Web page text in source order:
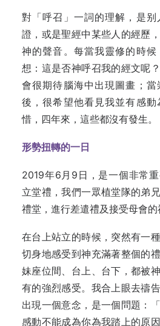
對「呼召」一詞的理解，是
證，或是聖經中某些人的經歷
神的聲音。每當我靈修的時
想：這是否神呼召我的經文呢
會很期待腦海中出現圖畫；
後，很希望他看見我並有感
惜，四年來，這些都沒有發生。
形勢扭轉的一日
2019年6月9日，是一個非常
立堂禮，我們一眾植堂隊的弟
禮堂，進行差遣禮及接受母會的
在台上站立的時候，突然有一
切身地感受到神充滿著整個的
妹座位間、台上、台下，都被
有的強烈感受。我合上眼去禱
出現一個意念，是一個問題：
感動不能成為你為我踏上的原